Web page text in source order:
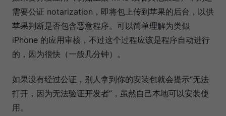
需要公证 notarization，即将包上传到苹果的后台，以供
苹果判断是否包含恶意程序。可以简单理解为类似
iPhone 的应用审核，不过这个过程应该是程序自动进行
的，因为很快（一般几分钟）。
如果没有经过公证，别人拿到你的安装包就会提示“无法
打开，因为无法验证开发者”，虽然自己本地可以安装使
用。